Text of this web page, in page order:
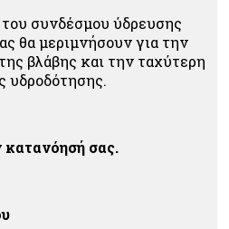
συνδέσμου ύδρευσης
θα μεριμνήσουν για την
βλάβης και την ταχύτερη
υδροδότησης.
κατανόησή σας.